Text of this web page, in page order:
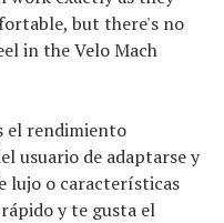
but there's no
in the Velo Mach
el rendimiento
usuario de adaptarse y
lujo o características
y te gusta el